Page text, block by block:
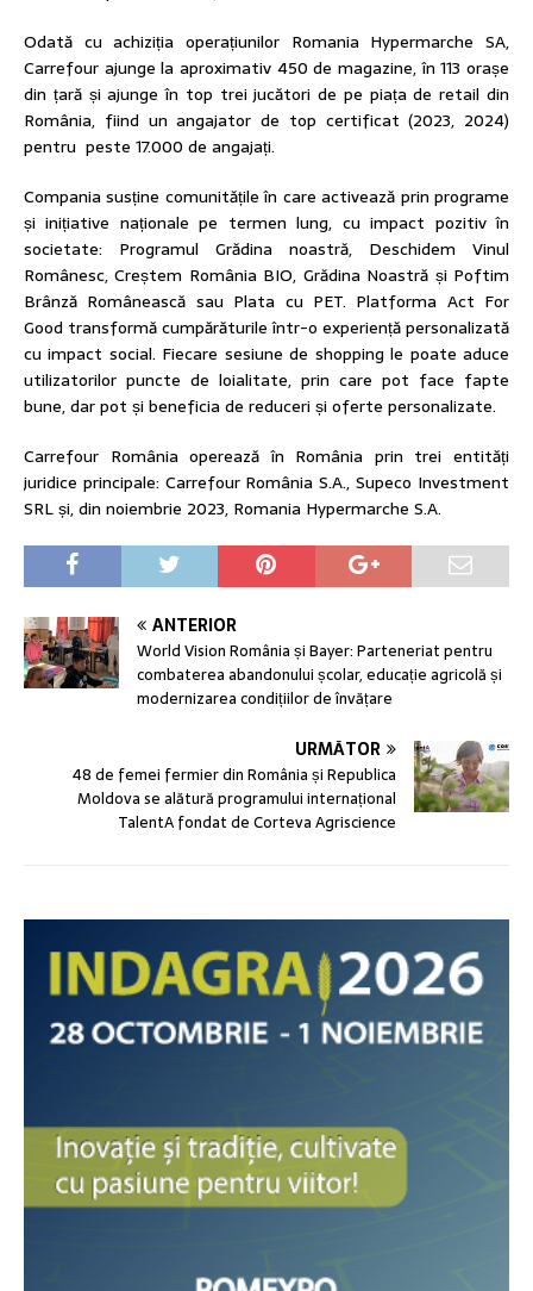
Odată cu achiziția operațiunilor Romania Hypermarche SA,
Carrefour ajunge la aproximativ 450 de magazine, în 113 orașe
din țară și ajunge în top trei jucători de pe piața de retail din
România, fiind un angajator de top certificat (2023, 2024)
pentru ​​ peste 17.000 de angajați.
Compania susține comunitățile în care activează prin programe
și inițiative naționale pe termen lung, cu impact pozitiv în
societate: Programul Grădina noastră, Deschidem Vinul
Românesc, Creștem România BIO, Grădina Noastră și Poftim
Brânză Românească sau Plata cu PET. Platforma Act For
Good transformă cumpărăturile într-o experiență personalizată
cu impact social. Fiecare sesiune de shopping le poate aduce
utilizatorilor puncte de loialitate, prin care pot face fapte
bune, dar pot și beneficia de reduceri și oferte personalizate.
Carrefour România operează în România prin trei entități
juridice principale: Carrefour România S.A., Supeco Investment
SRL și, din noiembrie 2023, Romania Hypermarche S.A.
ANTERIOR
World Vision România și Bayer: Parteneriat pentru
combaterea abandonului școlar, educație agricolă și
modernizarea condițiilor de învățare
URMĂTOR
48 de femei fermier din România și Republica
Moldova se alătură programului internațional
TalentA fondat de Corteva Agriscience